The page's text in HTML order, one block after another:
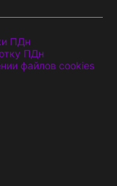
ПДн
ПДн
файлов cookies